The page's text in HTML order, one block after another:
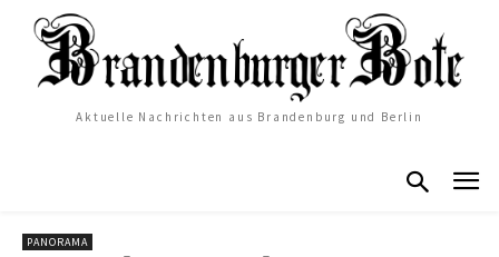
Aktuelle Nachrichten aus Brandenburg und Berlin
PANORAMA